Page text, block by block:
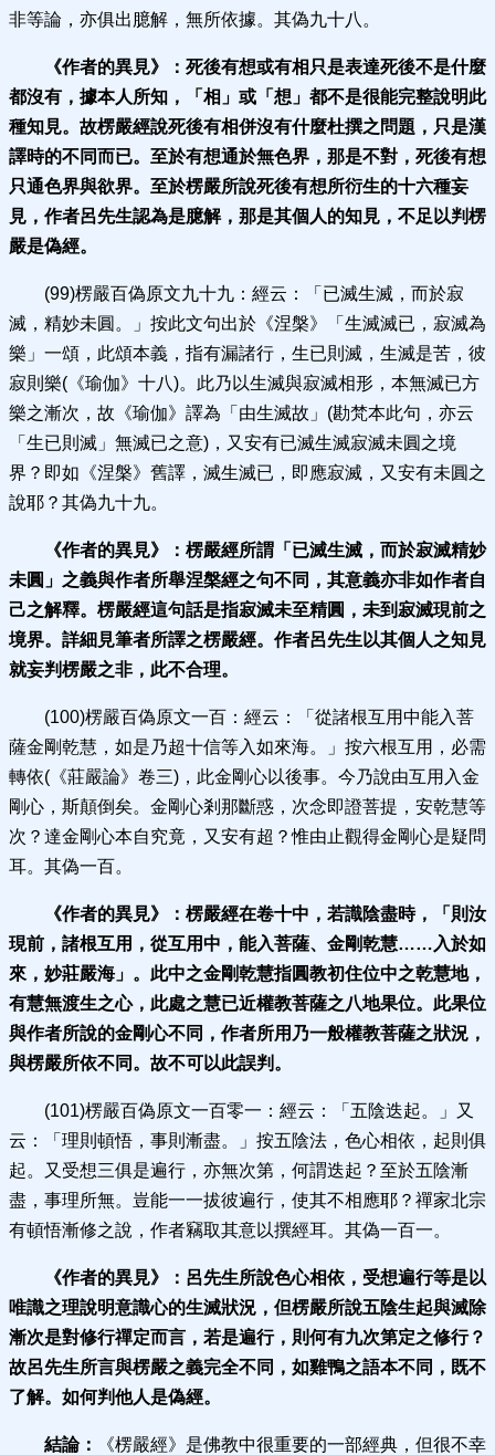
非等論，亦俱出臆解，無所依據。其偽九十八。
《作者的異見》： 死後有想或有相只是表達死後不是什麼
都沒有，據本人所知，「相」或「想」都不是很能完整說明此
種知見。故楞嚴經說死後有相併沒有什麼杜撰之問題，只是漢
譯時的不同而已。至於有想通於無色界，那是不對，死後有想
只通色界與欲界。至於楞嚴所說死後有想所衍生的十六種妄
見，作者呂先生認為是臆解，那是其個人的知見，不足以判楞
嚴是偽經。
(99)楞嚴百偽原文九十九：經云：「已滅生滅，而於寂
滅，精妙未圓。」按此文句出於《涅槃》「生滅滅已，寂滅為
樂」一頌，此頌本義，指有漏諸行，生已則滅，生滅是苦，彼
寂則樂(《瑜伽》十八)。此乃以生滅與寂滅相形，本無滅已方
樂之漸次，故《瑜伽》譯為「由生滅故」(勘梵本此句，亦云
「生已則滅」無滅已之意)，又安有已滅生滅寂滅未圓之境
界？即如《涅槃》舊譯，滅生滅已，即應寂滅，又安有未圓之
說耶？其偽九十九。
《作者的異見》： 楞嚴經所謂「已滅生滅，而於寂滅精妙
未圓」之義與作者所舉涅槃經之句不同，其意義亦非如作者自
己之解釋。楞嚴經這句話是指寂滅未至精圓，未到寂滅現前之
境界。詳細見筆者所譯之楞嚴經。作者呂先生以其個人之知見
就妄判楞嚴之非，此不合理。
(100)楞嚴百偽原文一百：經云：「從諸根互用中能入菩
薩金剛乾慧，如是乃超十信等入如來海。」按六根互用，必需
轉依(《莊嚴論》卷三)，此金剛心以後事。今乃說由互用入金
剛心，斯顛倒矣。金剛心剎那斷惑，次念即證菩提，安乾慧等
次？達金剛心本自究竟，又安有超？惟由止觀得金剛心是疑問
耳。其偽一百。
《作者的異見》： 楞嚴經在卷十中，若識陰盡時，「則汝
現前，諸根互用，從互用中，能入菩薩、金剛乾慧…… 入於如
來，妙莊嚴海」。此中之金剛乾慧指圓教初住位中之乾慧地，
有慧無渡生之心，此處之慧已近權教菩薩之八地果位。此果位
與作者所說的金剛心不同，作者所用乃一般權教菩薩之狀況，
與楞嚴所依不同。故不可以此誤判。
(101)楞嚴百偽原文一百零一：經云：「五陰迭起。」又
云：「理則頓悟，事則漸盡。」按五陰法，色心相依，起則俱
起。又受想三俱是遍行，亦無次第，何謂迭起？至於五陰漸
盡，事理所無。豈能一一拔彼遍行，使其不相應耶？禪家北宗
有頓悟漸修之說，作者竊取其意以撰經耳。其偽一百一。
《作者的異見》： 呂先生所說色心相依，受想遍行等是以
唯識之理說明意識心的生滅狀況，但楞嚴所說五陰生起與滅除
漸次是對修行禪定而言，若是遍行，則何有九次第定之修行？
故呂先生所言與楞嚴之義完全不同，如雞鴨之語本不同，既不
了解。如何判他人是偽經。
結論：
《楞嚴經》是佛教中很重要的一部經典，但很不幸